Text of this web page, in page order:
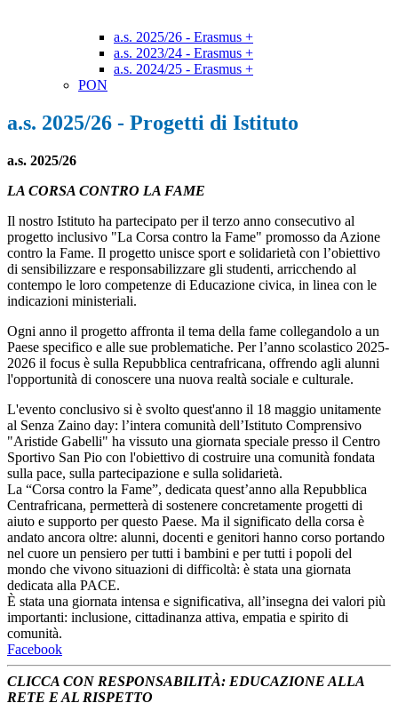
a.s. 2025/26 - Erasmus +
a.s. 2023/24 - Erasmus +
a.s. 2024/25 - Erasmus +
PON
a.s. 2025/26 - Progetti di Istituto
a.s. 2025/26
LA CORSA CONTRO LA FAME
Il nostro Istituto ha partecipato per il terzo anno consecutivo al
progetto inclusivo "La Corsa contro la Fame" promosso da Azione
contro la Fame. Il progetto unisce sport e solidarietà con l’obiettivo
di sensibilizzare e responsabilizzare gli studenti, arricchendo al
contempo le loro competenze di Educazione civica, in linea con le
indicazioni ministeriali.
Ogni anno il progetto affronta il tema della fame collegandolo a un
Paese specifico e alle sue problematiche. Per l’anno scolastico 2025-
2026 il focus è sulla Repubblica centrafricana, offrendo agli alunni
l'opportunità di conoscere una nuova realtà sociale e culturale.
L'evento conclusivo si è svolto quest'anno il 18 maggio unitamente
al Senza Zaino day: l’intera comunità dell’Istituto Comprensivo
"Aristide Gabelli" ha vissuto una giornata speciale presso il Centro
Sportivo San Pio con l'obiettivo di costruire una comunità fondata
sulla pace, sulla partecipazione e sulla solidarietà.
La “Corsa contro la Fame”, dedicata quest’anno alla Repubblica
Centrafricana, permetterà di sostenere concretamente progetti di
aiuto e supporto per questo Paese. Ma il significato della corsa è
andato ancora oltre: alunni, docenti e genitori hanno corso portando
nel cuore un pensiero per tutti i bambini e per tutti i popoli del
mondo che vivono situazioni di difficoltà: è stata una giornata
dedicata alla PACE.
È stata una giornata intensa e significativa, all’insegna dei valori più
importanti: inclusione, cittadinanza attiva, empatia e spirito di
comunità.
Facebook
CLICCA CON RESPONSABILITÀ: EDUCAZIONE ALLA
RETE E AL RISPETTO